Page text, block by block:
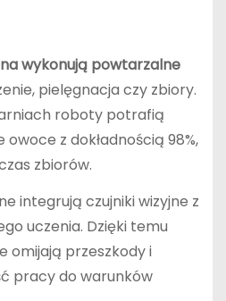
wykonują powtarzalne
pielęgnacja czy zbiory.
roboty potrafią
z dokładnością 98%,
zbiorów.
integrują czujniki wizyjne z
uczenia. Dzięki temu
omijają przeszkody i
pracy do warunków